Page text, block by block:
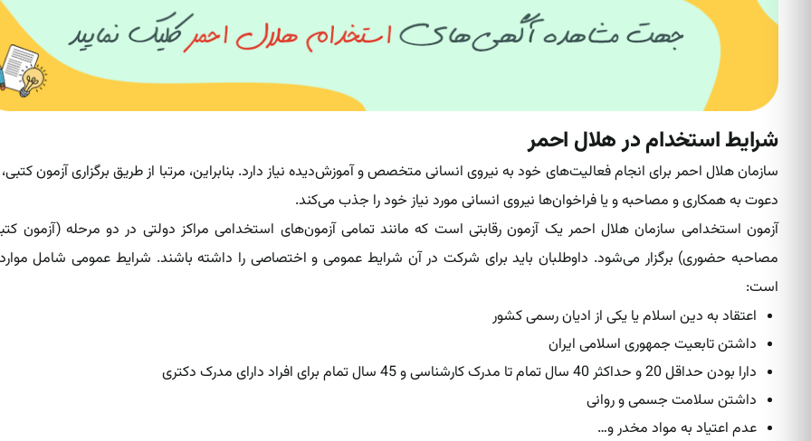
شرایط استخدام در هلال احمر
سازمان هلال احمر برای انجام فعالیت‌های خود به نیروی انسانی متخصص و آموزش‌دیده نیاز دارد. بنابراین، مرتبا از طریق برگزاری آزمون
دعوت به همکاری و مصاحبه و یا فراخوان‌ها نیروی انسانی مورد نیاز خود را جذب می‌کند.
آزمون استخدامی سازمان هلال احمر یک آزمون رقابتی است که مانند تمامی آزمون‌های استخدامی مراکز دولتی در دو مرحله (آزمون
مصاحبه حضوری) برگزار می‌شود. داوطلبان باید برای شرکت در آن شرایط عمومی و اختصاصی را داشته باشند. شرایط عمومی شامل
است:
اعتقاد به دین اسلام یا یکی از ادیان رسمی کشور
داشتن تابعیت جمهوری اسلامی ایران
دارا بودن حداقل 20 و حداکثر 40 سال تمام تا مدرک کارشناسی و 45 سال تمام برای افراد دارای مدرک دکتری
داشتن سلامت جسمی و روانی
عدم اعتیاد به مواد مخدر و…